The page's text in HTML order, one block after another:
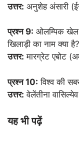
उत्तर: अनुशेह अंसारी
प्रश्न 9: ओलम्पिक खेल
खिलाड़ी का नाम क्या है?
उत्तर: मारग्रेट एबोट
प्रश्न 10: विश्व की
उत्तर: वेलेंतीना
यह भी पढ़ें